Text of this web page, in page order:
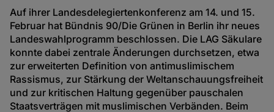
Auf ihrer Landesdelegiertenkonferenz am 14. und 15.
Februar hat Bündnis 90/Die Grünen in Berlin ihr neues
Landeswahlprogramm beschlossen. Die LAG Säkulare
konnte dabei zentrale Änderungen durchsetzen, etwa
zur erweiterten Definition von antimuslimischem
Rassismus, zur Stärkung der Weltanschauungsfreiheit
und zur kritischen Haltung gegenüber pauschalen
Staatsverträgen mit muslimischen Verbänden. Beim